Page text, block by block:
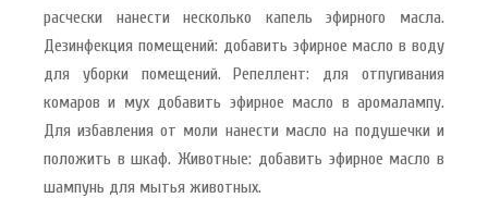
расчески нанести несколько капель эфирного масла.
Дезинфекция помещений: добавить эфирное масло в воду
для уборки помещений. Репеллент: для отпугивания
комаров и мух добавить эфирное масло в аромалампу.
Для избавления от моли нанести масло на подушечки и
положить в шкаф. Животные: добавить эфирное масло в
шампунь для мытья животных.